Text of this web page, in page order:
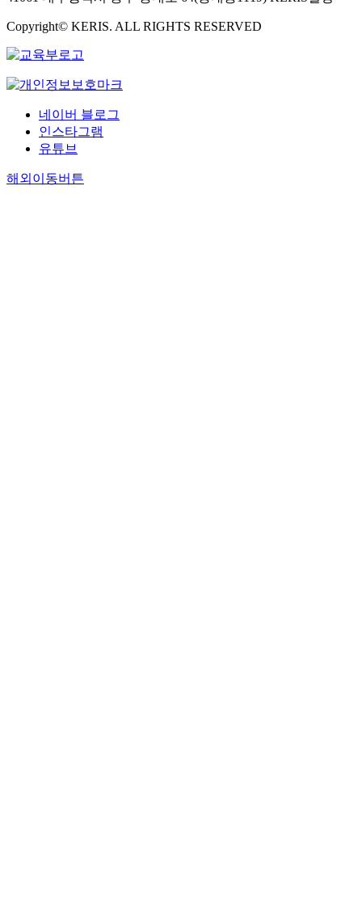
Copyright© KERIS. ALL RIGHTS RESERVED
네이버 블로그
인스타그램
유튜브
해외이동버튼